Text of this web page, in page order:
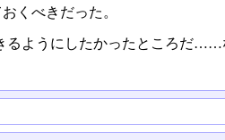
くべきだった。
るようにしたかったところだ……